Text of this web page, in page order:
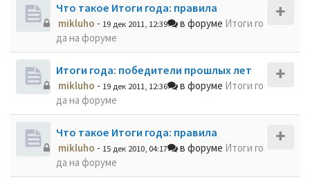
Что такое Итоги года: правила
mikluho - 19 дек 2011, 12:39 в форуме Итоги го
да на форуме
Итоги года: победители прошлых лет
mikluho - 19 дек 2011, 12:36 в форуме Итоги го
да на форуме
Что такое Итоги года: правила
mikluho - 15 дек 2010, 04:17 в форуме Итоги го
да на форуме